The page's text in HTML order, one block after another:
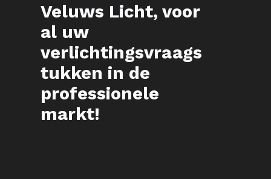
Veluws Licht, voor
al uw
verlichtingsvraags
tukken in de
professionele
markt!